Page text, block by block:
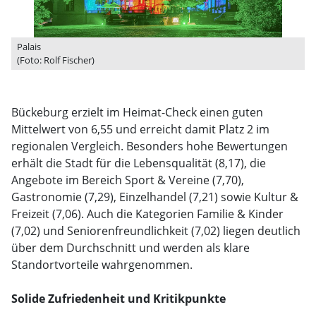
Palais
(Foto: Rolf Fischer)
Bückeburg erzielt im Heimat-Check einen guten
Mittelwert von 6,55 und erreicht damit Platz 2 im
regionalen Vergleich. Besonders hohe Bewertungen
erhält die Stadt für die Lebensqualität (8,17), die
Angebote im Bereich Sport & Vereine (7,70),
Gastronomie (7,29), Einzelhandel (7,21) sowie Kultur &
Freizeit (7,06). Auch die Kategorien Familie & Kinder
(7,02) und Seniorenfreundlichkeit (7,02) liegen deutlich
über dem Durchschnitt und werden als klare
Standortvorteile wahrgenommen.
Solide Zufriedenheit und Kritikpunkte